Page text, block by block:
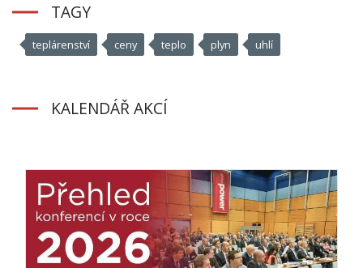
TAGY
teplárenství ceny teplo plyn uhlí
KALENDÁŘ AKCÍ